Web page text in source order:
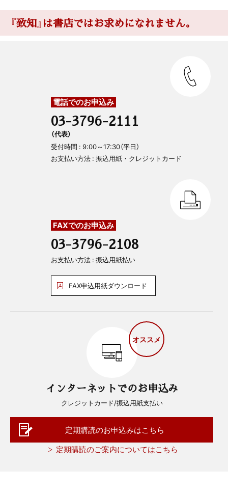
『致知』は書店ではお求めになれません。
電話でのお申込み
03-3796-2111
（代表）
受付時間 : 9:00～17:30（平日）
お支払い方法 : 振込用紙・クレジットカード
FAXでのお申込み
03-3796-2108
お支払い方法 : 振込用紙払い
FAX申込用紙ダウンロード
オススメ
インターネットでのお申込み
クレジットカード/振込用紙支払い
定期購読のお申込みはこちら
定期購読のご案内についてはこちら